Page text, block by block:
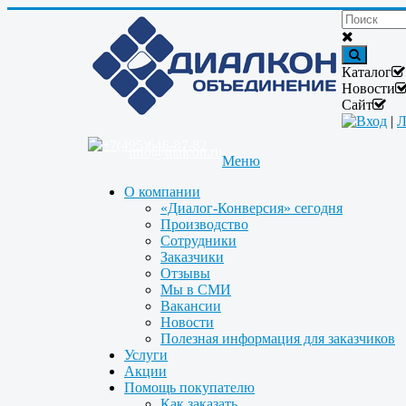
Каталог
Новости
Сайт
Вход |
Меню
О компании
«Диалог-Конверсия» сегодня
Производство
Сотрудники
Заказчики
Отзывы
Мы в СМИ
Вакансии
Новости
Полезная информация для заказчиков
Услуги
Акции
Помощь покупателю